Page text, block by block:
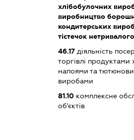
хлібобулочних
виробництво
кондитерських
тістечок
46.17 діяльність
торгівлі продуктами
напоями та
виробами
81.10 комплексне
об'єктів